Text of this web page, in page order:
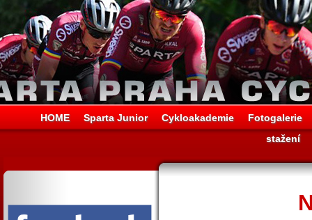
HOME Sparta Junior Cykloakademie
Fotogalerie
stažení